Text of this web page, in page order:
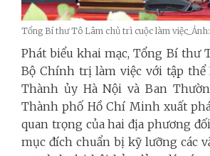
Tổng Bí thư Tô Lâm chủ trì cuộc làm
Phát biểu khai mạc, Tổng Bí thư
Bộ Chính trị làm việc với tập thể
Thành ủy Hà Nội và Ban
Thành phố Hồ Chí Minh xuất
quan trọng của hai địa phương
mục đích chuẩn bị kỹ lưỡng các